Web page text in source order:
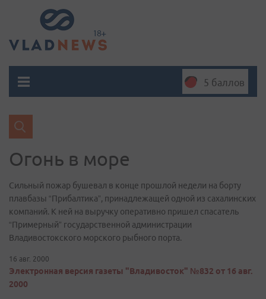
5 баллов
Огонь в море
Сильный пожар бушевал в конце прошлой недели на борту
плавбазы “Прибалтика”, принадлежащей одной из сахалинских
компаний. К ней на выручку оперативно пришел спасатель
“Примерный” государственной администрации
Владивостокского морского рыбного порта.
16 авг. 2000
Электронная версия газеты "Владивосток" №832 от 16 авг.
2000